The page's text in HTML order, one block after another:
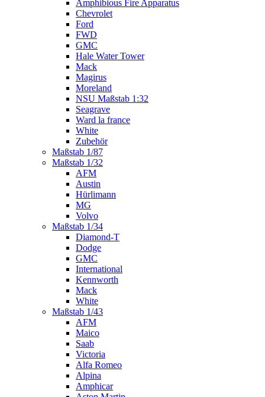
Amphibious Fire Apparatus
Chevrolet
Ford
FWD
GMC
Hale Water Tower
Mack
Magirus
Moreland
NSU Maßstab 1:32
Seagrave
Ward la france
White
Zubehör
Maßstab 1/87
Maßstab 1/32
AFM
Austin
Hürlimann
MG
Volvo
Maßstab 1/34
Diamond-T
Dodge
GMC
International
Kennworth
Mack
White
Maßstab 1/43
AFM
Maico
Saab
Victoria
Alfa Romeo
Alpina
Amphicar